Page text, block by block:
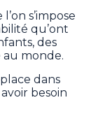
s’impose
qu’ont
des
au monde.
dans
besoin